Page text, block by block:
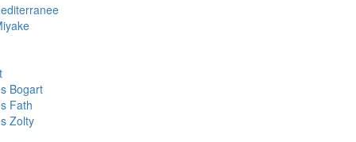
Bogart
Fath
Zolty